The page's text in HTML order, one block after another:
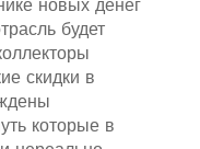
будет
скидки в
которые в